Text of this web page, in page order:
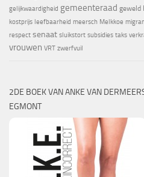
gelijkwaardigheid gemeenteraad geweld
kostprijs leefbaarheid meersch Melkkoe
respect senaat sluikstort subsidies taks
vrouwen VRT zwerfvuil
2DE BOEK VAN ANKE VAN
EGMONT